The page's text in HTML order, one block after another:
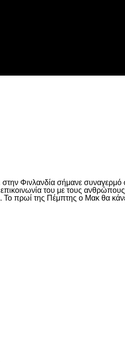
Φινλανδία σήμανε
επικοινωνία του με τους
της Πέμπτης ο Μακ θα